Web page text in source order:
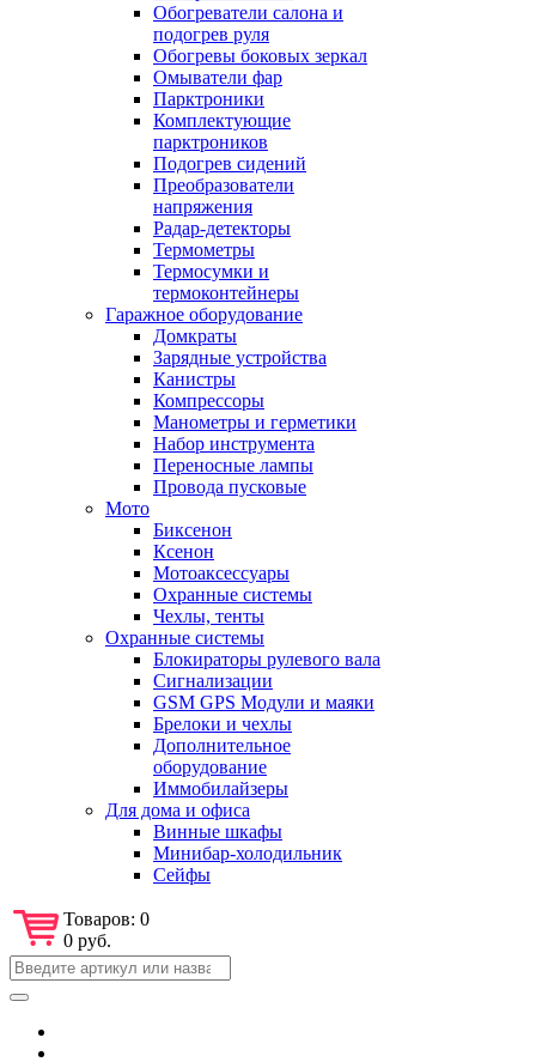
Обогреватели салона и
подогрев руля
Обогревы боковых зеркал
Омыватели фар
Парктроники
Комплектующие
парктроников
Подогрев сидений
Преобразователи
напряжения
Радар-детекторы
Термометры
Термосумки и
термоконтейнеры
Гаражное оборудование
Домкраты
Зарядные устройства
Канистры
Компрессоры
Манометры и герметики
Набор инструмента
Переносные лампы
Провода пусковые
Мото
Биксенон
Ксенон
Мотоаксессуары
Охранные системы
Чехлы, тенты
Охранные системы
Блокираторы рулевого вала
Сигнализации
GSM GPS Модули и маяки
Брелоки и чехлы
Дополнительное
оборудование
Иммобилайзеры
Для дома и офиса
Винные шкафы
Минибар-холодильник
Сейфы
Товаров: 0
0 руб.